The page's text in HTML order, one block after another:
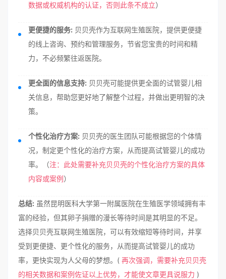
数据或权威机构的认证，否则此条不成立）
更便捷的服务: 贝贝壳作为互联网生殖医院，提供更便捷
的线上咨询、预约和管理服务，节省您宝贵的时间和精
力，不必频繁往返医院。
更全面的信息支持: 贝贝壳可能提供更全面的试管婴儿相
关信息，帮助您更好地了解整个过程，并做出更明智的决
策。
个性化治疗方案: 贝贝壳的医生团队可能根据您的个体情
况，制定更个性化的治疗方案，从而提高试管婴儿的成功
率。（注：此处需要补充贝贝壳的个性化治疗方案的具体
内容或案例）
总结: 虽然昆明医科大学第一附属医院在生殖医学领域拥有丰
富的经验，但其卵子捐赠的漫长等待时间是其明显的不足。
选择贝贝壳互联网生殖医院，可以有效缩短等待时间，并享
受到更便捷、更个性化的服务，从而提高试管婴儿的成功
率，更快实现为人父母的梦想。( 再次强调，需要补充贝贝壳
的相关数据和案例佐证以上优势，才能使文章更具说服力 )